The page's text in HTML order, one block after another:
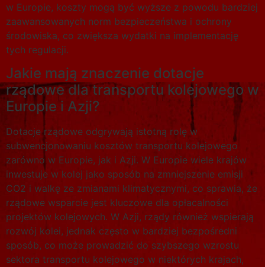
w Europie, koszty mogą być wyższe z powodu bardziej
zaawansowanych norm bezpieczeństwa i ochrony
środowiska, co zwiększa wydatki na implementację
tych regulacji.
Jakie mają znaczenie dotacje
rządowe dla transportu kolejowego w
Europie i Azji?
Dotacje rządowe odgrywają istotną rolę w
subwencjonowaniu kosztów transportu kolejowego
zarówno w Europie, jak i Azji. W Europie wiele krajów
inwestuje w kolej jako sposób na zmniejszenie emisji
CO2 i walkę ze zmianami klimatycznymi, co sprawia, że
rządowe wsparcie jest kluczowe dla opłacalności
projektów kolejowych. W Azji, rządy również wspierają
rozwój kolei, jednak często w bardziej bezpośredni
sposób, co może prowadzić do szybszego wzrostu
sektora transportu kolejowego w niektórych krajach,